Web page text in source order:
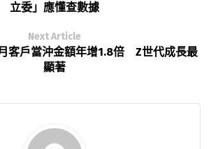
立委」應懂查數據
Next Article
客戶當沖金額年增1.8倍 Z世代成長最
顯著